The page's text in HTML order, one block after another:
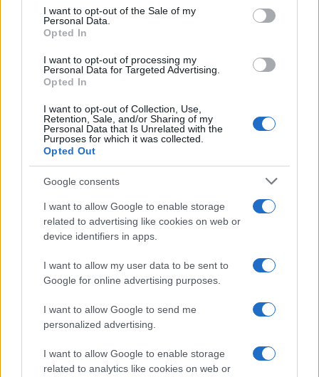
services and may gather and store information including but
not limited to your visit or usage behaviour. You may click to
grant or deny consent to Google and its third-party tags to
consent section.
I want to opt-out of the Sale of my
Personal Data.
Opted In
I want to opt-out of processing my
Personal Data for Targeted Advertising.
Opted In
I want to opt-out of Collection, Use,
Retention, Sale, and/or Sharing of my
Personal Data that Is Unrelated with the
Purposes for which it was collected.
Opted Out
Google consents
I want to allow Google to enable storage
related to advertising like cookies on web or
device identifiers in apps.
I want to allow my user data to be sent to
Google for online advertising purposes.
I want to allow Google to send me
personalized advertising.
I want to allow Google to enable storage
related to analytics like cookies on web or
Ti è piaciuta?
Per favore, lascia un
breve commento.